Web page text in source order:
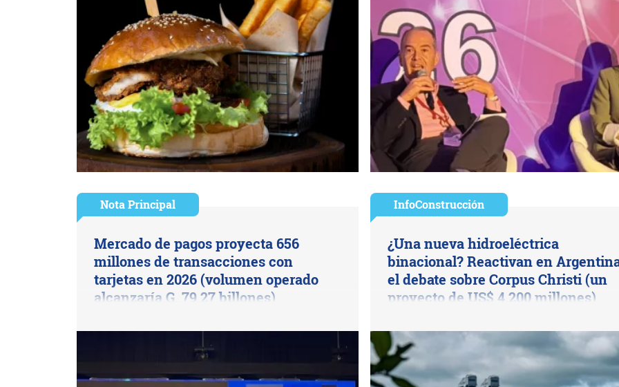
Nota Principal
Mercado de pagos proyecta 656
millones de transacciones con
tarjetas en 2026 (volumen operado
alcanzaría G. 79,27 billones)
InfoConstrucción
¿Una nueva hidroeléctrica
binacional? Reactivan en
el debate sobre Corpus Christi (un
proyecto de US$ 4.200 millones)